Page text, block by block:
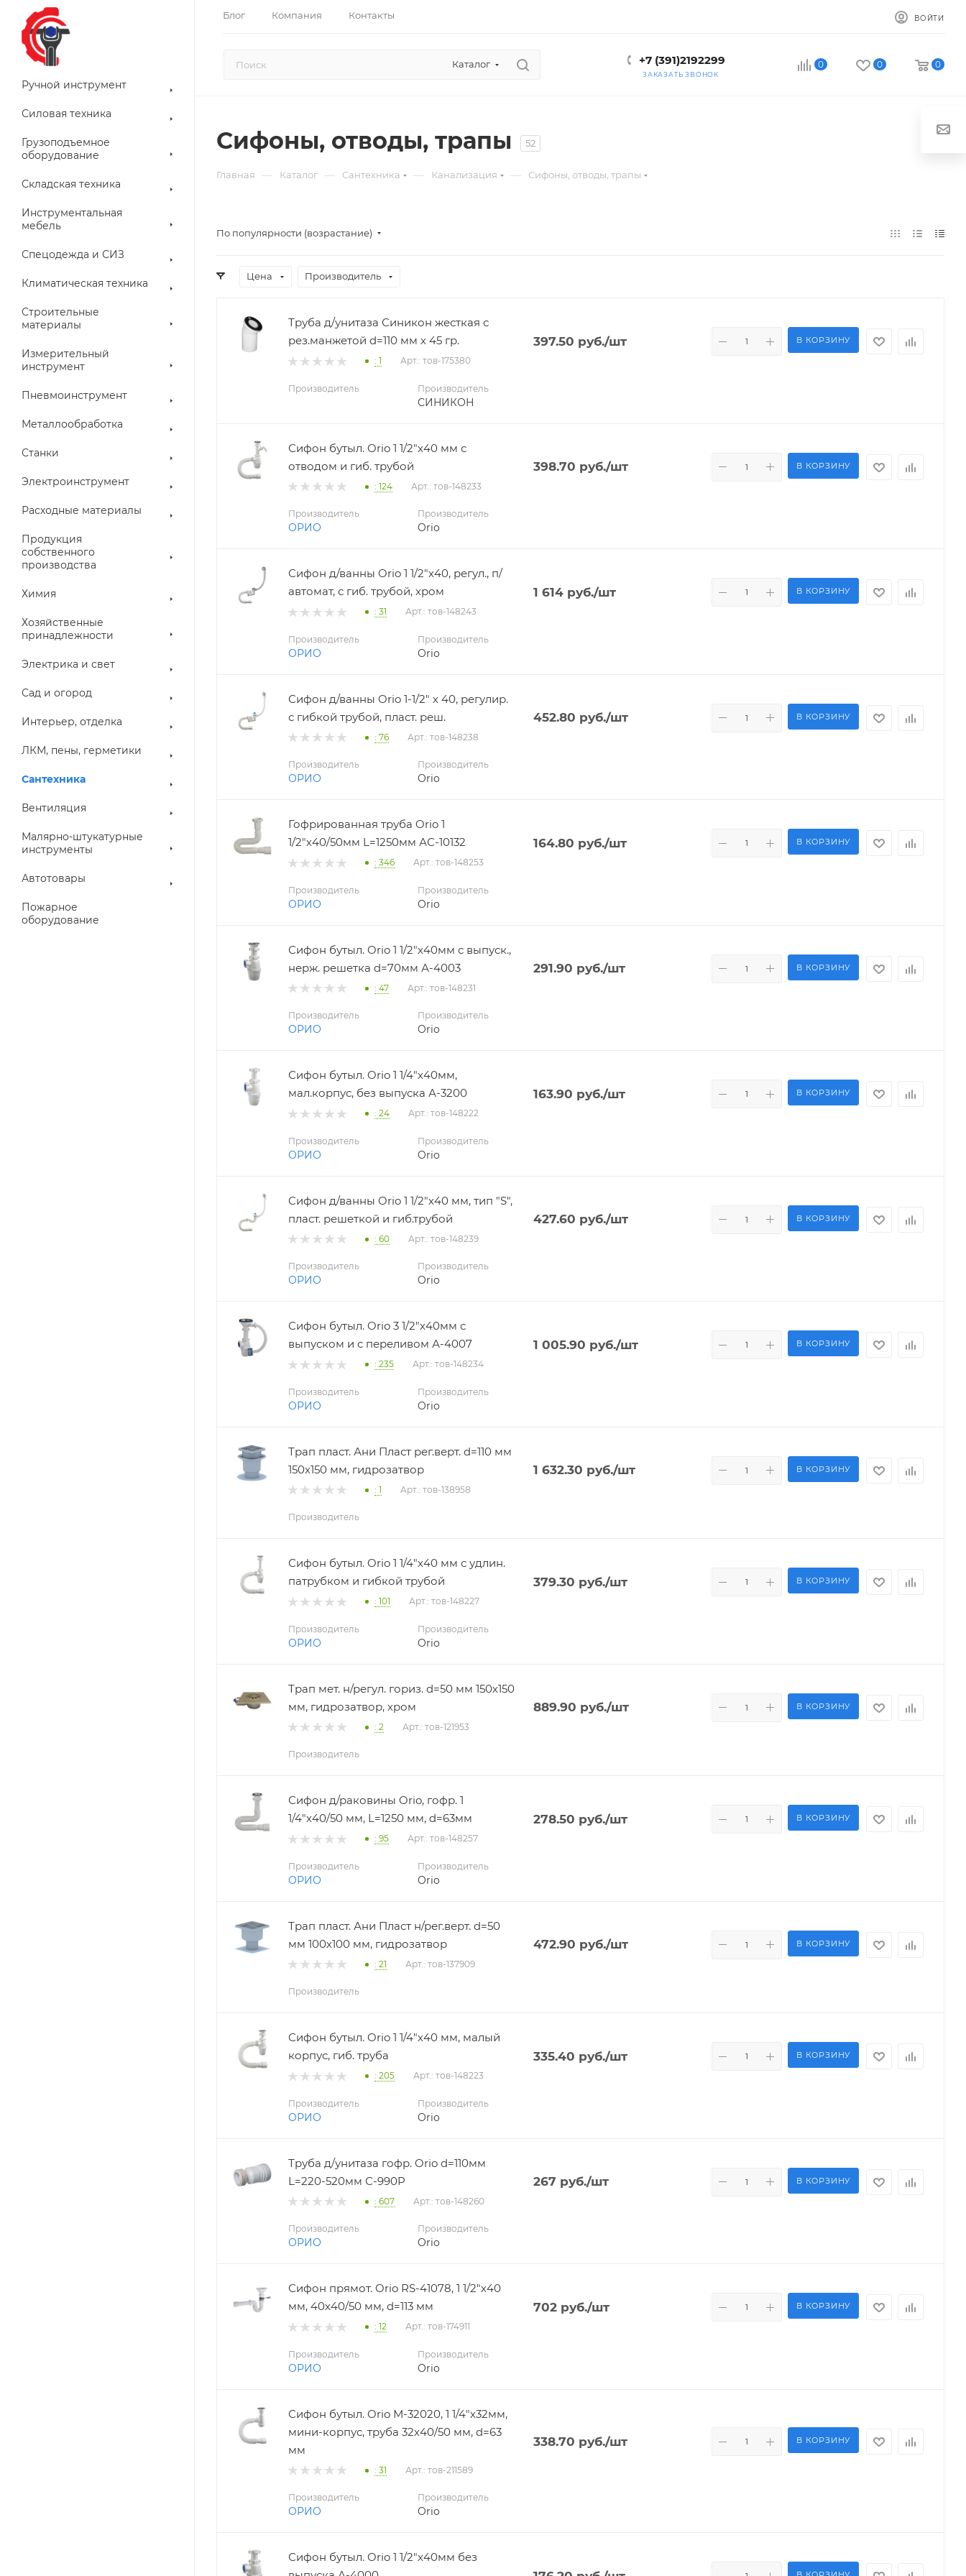
Блог Компания Контакты ВОЙТИ
Каталог +7 (391)2192299
ЗАКАЗАТЬ ЗВОНОК
0 0 0
Ручной инструмент
Силовая техника
Грузоподъемное
оборудование
Складская техника
Инструментальная
мебель
Спецодежда и СИЗ
Климатическая техника
Строительные
материалы
Измерительный
инструмент
Пневмоинструмент
Металлообработка
Станки
Электроинструмент
Расходные материалы
Продукция
собственного
производства
Химия
Хозяйственные
принадлежности
Электрика и свет
Сад и огород
Интерьер, отделка
ЛКМ, пены, герметики
Сантехника
Вентиляция
Малярно-штукатурные
инструменты
Автотовары
Пожарное
оборудование
Сифоны, отводы, трапы 52
Главная — Каталог — Сантехника — Канализация — Сифоны, отводы, трапы
По популярности (возрастание)
Цена Производитель
Труба д/унитаза Синикон жесткая с
рез.манжетой d=110 мм х 45 гр.
: 1 Арт.: тов-175380
397.50 руб./шт В КОРЗИНУ
Производитель Производитель
СИНИКОН
Сифон бутыл. Orio 1 1/2"х40 мм с
отводом и гиб. трубой
: 124 Арт.: тов-148233
398.70 руб./шт В КОРЗИНУ
Производитель
ОРИО
Производитель
Orio
Сифон д/ванны Orio 1 1/2"х40, регул., п/
автомат, с гиб. трубой, хром
: 31 Арт.: тов-148243
1 614руб./шт В КОРЗИНУ
Производитель
ОРИО
Производитель
Orio
Сифон д/ванны Orio 1-1/2" х 40, регулир.
с гибкой трубой, пласт. реш.
: 76 Арт.: тов-148238
452.80 руб./шт В КОРЗИНУ
Производитель
ОРИО
Производитель
Orio
Гофрированная труба Orio 1
1/2"х40/50мм L=1250мм АС-10132
: 346 Арт.: тов-148253
164.80 руб./шт В КОРЗИНУ
Производитель
ОРИО
Производитель
Orio
Сифон бутыл. Orio 1 1/2"х40мм с выпуск.,
нерж. решетка d=70мм А-4003
: 47 Арт.: тов-148231
291.90 руб./шт В КОРЗИНУ
Производитель
ОРИО
Производитель
Orio
Сифон бутыл. Orio 1 1/4"х40мм,
мал.корпус, без выпуска А-3200
: 24 Арт.: тов-148222
163.90 руб./шт В КОРЗИНУ
Производитель
ОРИО
Производитель
Orio
Сифон д/ванны Orio 1 1/2"х40 мм, тип "S",
пласт. решеткой и гиб.трубой
: 60 Арт.: тов-148239
427.60 руб./шт В КОРЗИНУ
Производитель
ОРИО
Производитель
Orio
Сифон бутыл. Orio 3 1/2"х40мм с
выпуском и с переливом А-4007
: 235 Арт.: тов-148234
1 005.90 руб./шт В КОРЗИНУ
Производитель
ОРИО
Производитель
Orio
Трап пласт. Ани Пласт рег.верт. d=110 мм
150х150 мм, гидрозатвор
: 1 Арт.: тов-138958
1 632.30 руб./шт В КОРЗИНУ
Производитель
Сифон бутыл. Orio 1 1/4"х40 мм с удлин.
патрубком и гибкой трубой
: 101 Арт.: тов-148227
379.30 руб./шт В КОРЗИНУ
Производитель
ОРИО
Производитель
Orio
Трап мет. н/регул. гориз. d=50 мм 150х150
мм, гидрозатвор, хром
: 2 Арт.: тов-121953
889.90 руб./шт В КОРЗИНУ
Производитель
Сифон д/раковины Orio, гофр. 1
1/4"х40/50 мм, L=1250 мм, d=63мм
: 95 Арт.: тов-148257
278.50 руб./шт В КОРЗИНУ
Производитель
ОРИО
Производитель
Orio
Трап пласт. Ани Пласт н/рег.верт. d=50
мм 100х100 мм, гидрозатвор
: 21 Арт.: тов-137909
472.90 руб./шт В КОРЗИНУ
Производитель
Сифон бутыл. Orio 1 1/4"х40 мм, малый
корпус, гиб. труба
: 205 Арт.: тов-148223
335.40 руб./шт В КОРЗИНУ
Производитель
ОРИО
Производитель
Orio
Труба д/унитаза гофр. Orio d=110мм
L=220-520мм С-990P
: 607 Арт.: тов-148260
267 руб./шт В КОРЗИНУ
Производитель
ОРИО
Производитель
Orio
Сифон прямот. Orio RS-41078, 1 1/2"х40
мм, 40х40/50 мм, d=113 мм
: 12 Арт.: тов-174911
702руб./шт В КОРЗИНУ
Производитель
ОРИО
Производитель
Orio
Сифон бутыл. Orio М-32020, 1 1/4"х32мм,
мини-корпус, труба 32х40/50 мм, d=63
мм
: 31 Арт.: тов-211589
338.70 руб./шт В КОРЗИНУ
Производитель
ОРИО
Производитель
Orio
Сифон бутыл. Orio 1 1/2"х40мм без